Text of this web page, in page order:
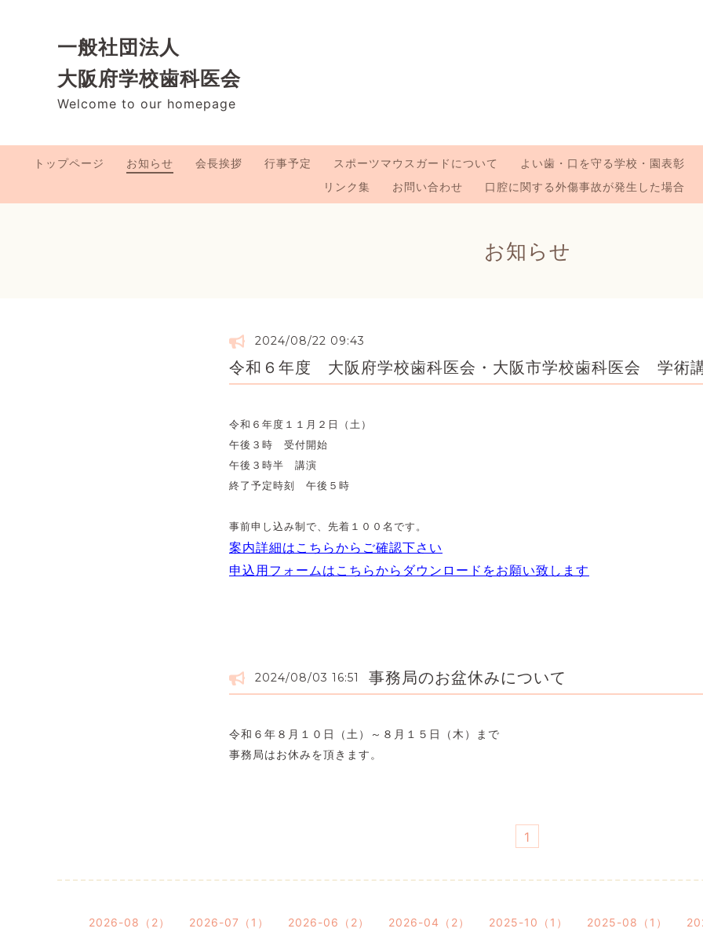
一般社団法人
大阪府学校歯科医会
Welcome to our homepage
トップページ お知らせ 会長挨拶 行事予定 スポーツマウスガードについて
よい歯・口を守る学校・園表彰
リンク集
お問い合わせ 口腔に関する外傷事故が発生した場合
お知らせ
2024/08/22 09:43
令和６年度 大阪府学校歯科医会・大阪市学校歯科医会 学術
令和６年度１１月２日（土）
午後３時 受付開始
午後３時半 講演
終了予定時刻 午後５時
事前申し込み制で、先着１００名です。
案内詳細はこちらからご確認下さい
申込用フォームはこちらからダウンロードをお願い致します
2024/08/03 16:51 事務局のお盆休みについて
令和６年８月１０日（土）～８月１５日（木）まで
事務局はお休みを頂きます。
1
2026-08（2） 2026-07（1） 2026-06（2） 2026-04（2） 2025-10（1） 2025-08（1）